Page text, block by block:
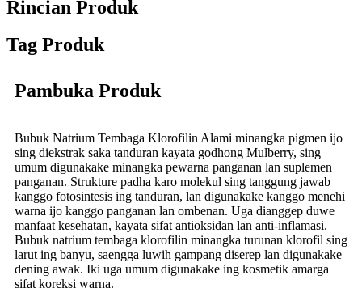
Rincian Produk
Tag Produk
Pambuka Produk
Bubuk Natrium Tembaga Klorofilin Alami minangka pigmen ijo
sing diekstrak saka tanduran kayata godhong Mulberry, sing
umum digunakake minangka pewarna panganan lan suplemen
panganan. Strukture padha karo molekul sing tanggung jawab
kanggo fotosintesis ing tanduran, lan digunakake kanggo menehi
warna ijo kanggo panganan lan ombenan. Uga dianggep duwe
manfaat kesehatan, kayata sifat antioksidan lan anti-inflamasi.
Bubuk natrium tembaga klorofilin minangka turunan klorofil sing
larut ing banyu, saengga luwih gampang diserep lan digunakake
dening awak. Iki uga umum digunakake ing kosmetik amarga
sifat koreksi warna.